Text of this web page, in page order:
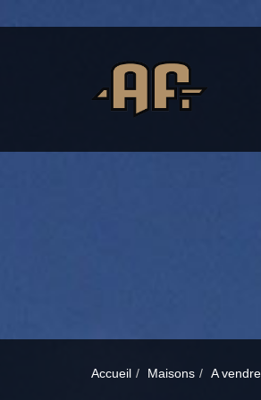
Accueil Maisons A vendre